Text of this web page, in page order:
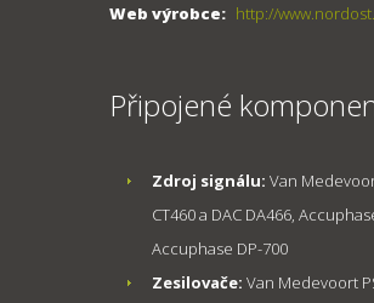
Web výrobce: http://
Připojené
Zdroj signálu: Van
CT460 a DAC DA466,
Accuphase DP-700
Zesilovače: Van Medevoort